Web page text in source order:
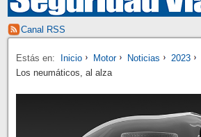
Canal RSS
Estás en: Inicio Motor Noticias
2023
Los neumáticos, al alza